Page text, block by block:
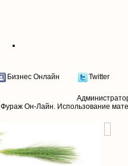
Бизнес Онлайн Twitter
Фураж Он-Лайн. Использование